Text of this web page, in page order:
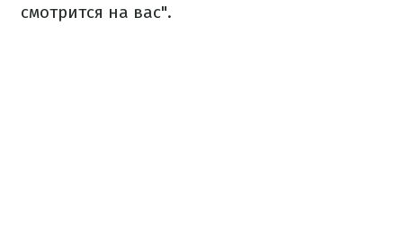
смотрится на вас".